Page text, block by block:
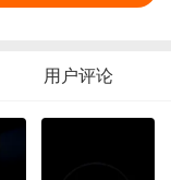
用户评论